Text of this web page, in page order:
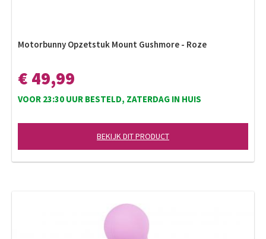
Motorbunny Opzetstuk Mount Gushmore - Roze
€ 49,99
VOOR 23:30 UUR BESTELD, ZATERDAG IN HUIS
BEKIJK DIT PRODUCT